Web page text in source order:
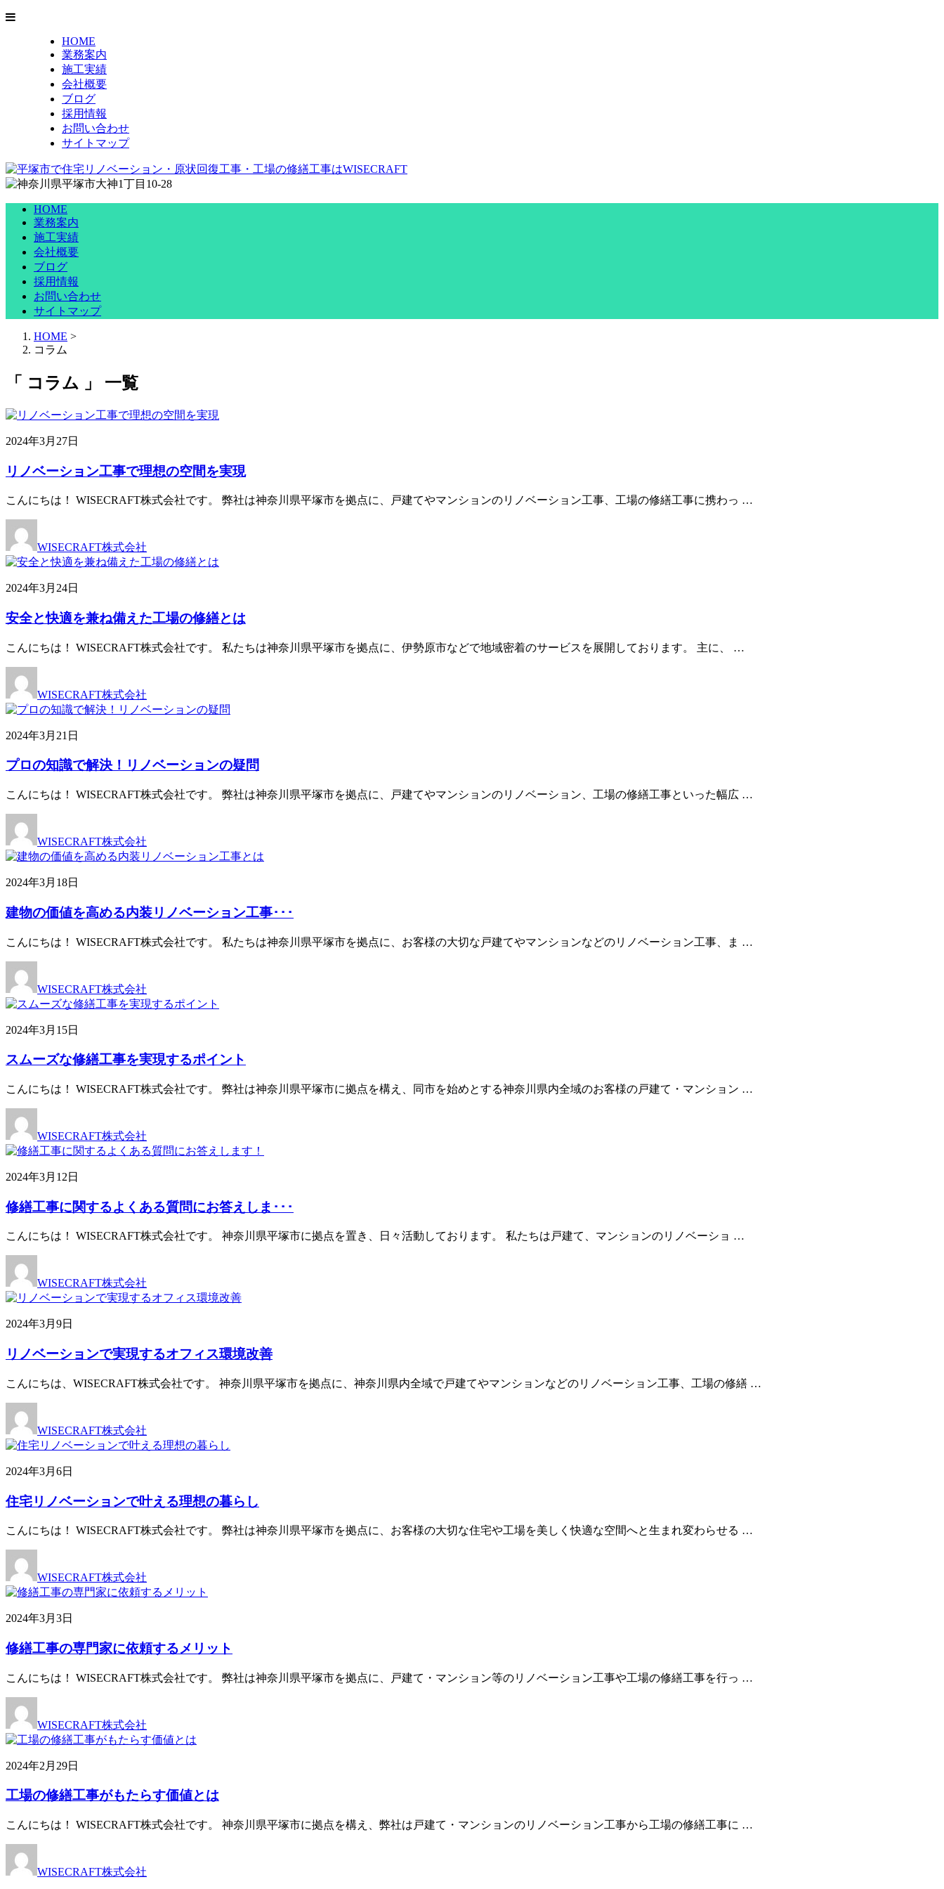
HOME
業務案内
施工実績
会社概要
ブログ
採用情報
お問い合わせ
サイトマップ
HOME
業務案内
施工実績
会社概要
ブログ
採用情報
お問い合わせ
サイトマップ
HOME >
コラム
「 コラム 」 一覧
2024年3月27日
リノベーション工事で理想の空間を実現
こんにちは！ WISECRAFT株式会社です。 弊社は神奈川県平塚市を拠点に、戸建てやマンションのリノベーション工事、工場の修繕工事に携わっ …
WISECRAFT株式会社
2024年3月24日
安全と快適を兼ね備えた工場の修繕とは
こんにちは！ WISECRAFT株式会社です。 私たちは神奈川県平塚市を拠点に、伊勢原市などで地域密着のサービスを展開しております。 主に、 …
WISECRAFT株式会社
2024年3月21日
プロの知識で解決！リノベーションの疑問
こんにちは！ WISECRAFT株式会社です。 弊社は神奈川県平塚市を拠点に、戸建てやマンションのリノベーション、工場の修繕工事といった幅広 …
WISECRAFT株式会社
2024年3月18日
建物の価値を高める内装リノベーション工事･･･
こんにちは！ WISECRAFT株式会社です。 私たちは神奈川県平塚市を拠点に、お客様の大切な戸建てやマンションなどのリノベーション工事、ま …
WISECRAFT株式会社
2024年3月15日
スムーズな修繕工事を実現するポイント
こんにちは！ WISECRAFT株式会社です。 弊社は神奈川県平塚市に拠点を構え、同市を始めとする神奈川県内全域のお客様の戸建て・マンション …
WISECRAFT株式会社
2024年3月12日
修繕工事に関するよくある質問にお答えしま･･･
こんにちは！ WISECRAFT株式会社です。 神奈川県平塚市に拠点を置き、日々活動しております。 私たちは戸建て、マンションのリノベーショ …
WISECRAFT株式会社
2024年3月9日
リノベーションで実現するオフィス環境改善
こんにちは、WISECRAFT株式会社です。 神奈川県平塚市を拠点に、神奈川県内全域で戸建てやマンションなどのリノベーション工事、工場の修繕 …
WISECRAFT株式会社
2024年3月6日
住宅リノベーションで叶える理想の暮らし
こんにちは！ WISECRAFT株式会社です。 弊社は神奈川県平塚市を拠点に、お客様の大切な住宅や工場を美しく快適な空間へと生まれ変わらせる …
WISECRAFT株式会社
2024年3月3日
修繕工事の専門家に依頼するメリット
こんにちは！ WISECRAFT株式会社です。 弊社は神奈川県平塚市を拠点に、戸建て・マンション等のリノベーション工事や工場の修繕工事を行っ …
WISECRAFT株式会社
2024年2月29日
工場の修繕工事がもたらす価値とは
こんにちは！ WISECRAFT株式会社です。 神奈川県平塚市に拠点を構え、弊社は戸建て・マンションのリノベーション工事から工場の修繕工事に …
WISECRAFT株式会社